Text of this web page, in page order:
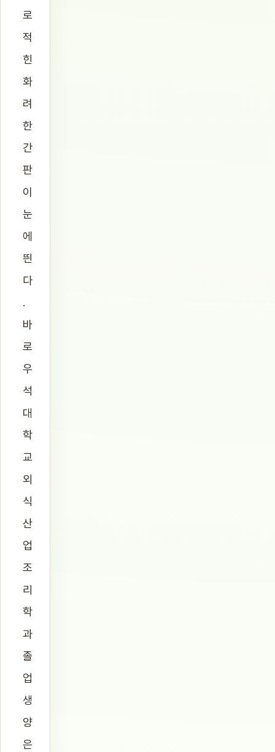
로
적
힌
화
려
한
간
판
이
눈
에
띈
다
.
바
로
우
석
대
학
교
외
식
산
업
조
리
학
과
졸
업
생
양
은